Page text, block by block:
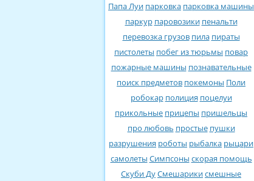
Папа Луи парковка парковка машины
паркур паровозики пенальти
перевозка грузов пила пираты
пистолеты побег из тюрьмы повар
пожарные машины познавательные
поиск предметов покемоны Поли
робокар полиция поцелуи
прикольные прицепы пришельцы
про любовь простые пушки
разрушения роботы рыбалка рыцари
самолеты Симпсоны скорая помощь
Скуби ДуСмешарикисмешные